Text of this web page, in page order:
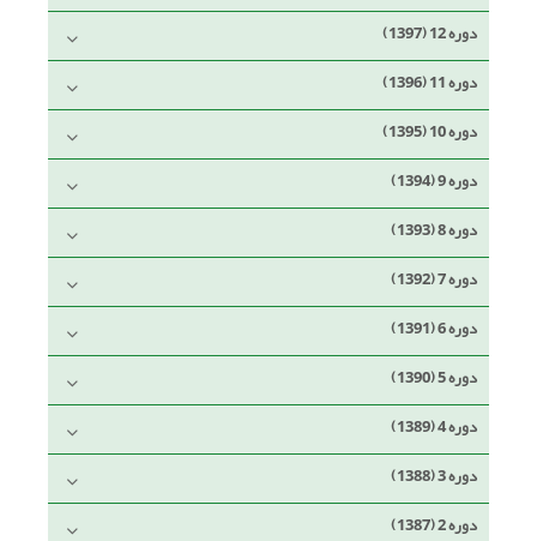
دوره 12 (1397)
دوره 11 (1396)
دوره 10 (1395)
دوره 9 (1394)
دوره 8 (1393)
دوره 7 (1392)
دوره 6 (1391)
دوره 5 (1390)
دوره 4 (1389)
دوره 3 (1388)
دوره 2 (1387)